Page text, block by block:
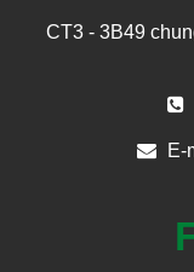
CT3 - 3B49
E-